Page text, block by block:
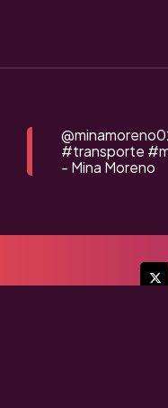
#transporte
- Mina Moreno